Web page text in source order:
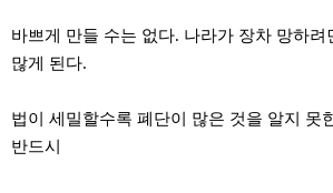
바쁘게 만들 수는 없다. 나라가 장차 망하려
많게 된다.
법이 세밀할수록 폐단이 많은 것을 알지 못
반드시